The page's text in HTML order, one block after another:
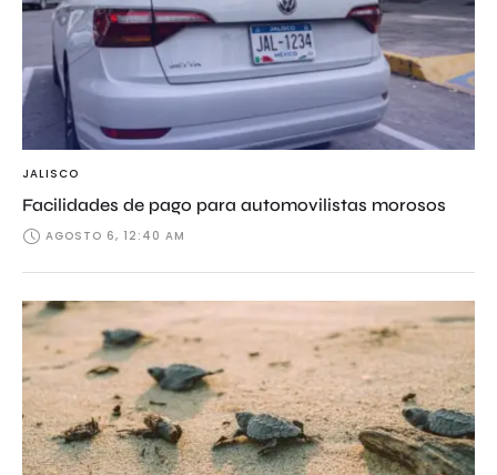
JALISCO
Facilidades de pago para automovilistas morosos
AGOSTO 6, 12:40 AM